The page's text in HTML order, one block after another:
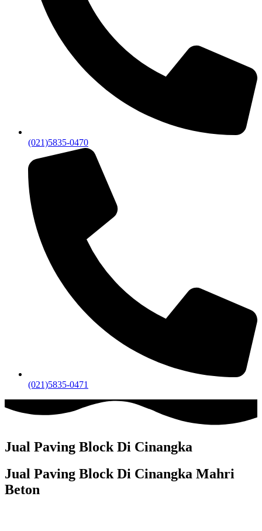
(021)5835-0470
(021)5835-0471
Jual Paving Block Di Cinangka
Jual Paving Block Di Cinangka Mahri
Beton